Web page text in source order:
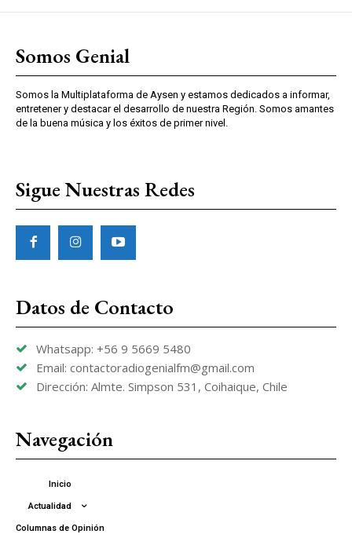
Somos Genial
Somos la Multiplataforma de Aysen y estamos dedicados a informar,
entretener y destacar el desarrollo de nuestra Región. Somos amantes
de la buena música y los éxitos de primer nivel.
Sigue Nuestras Redes
Datos de Contacto
Whatsapp: +56 9 5669 5480
Email: contactoradiogenialfm@gmail.com
Dirección: Almte. Simpson 531, Coihaique, Chile
Navegación
Inicio
Actualidad
Columnas de Opinión